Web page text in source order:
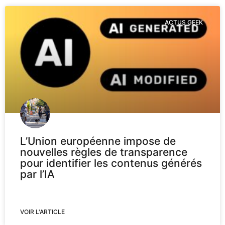
ACTUS GEEK
L’Union européenne impose de
nouvelles règles de transparence
pour identifier les contenus générés
par l’IA
VOIR L'ARTICLE